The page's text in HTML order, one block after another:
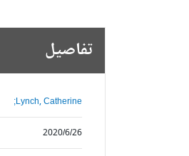
تفاصيل
Lynch, Catherine;
2020/6/26